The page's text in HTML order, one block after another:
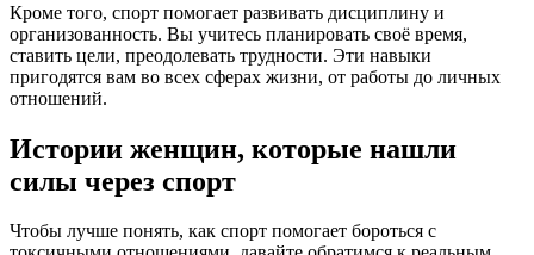
Кроме того, спорт помогает развивать дисциплину и
организованность. Вы учитесь планировать своё время,
ставить цели, преодолевать трудности. Эти навыки
пригодятся вам во всех сферах жизни, от работы до личных
отношений.
Истории женщин, которые нашли
силы через спорт
Чтобы лучше понять, как спорт помогает бороться с